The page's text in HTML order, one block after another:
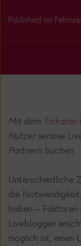
Published on
Mit dem Tickaroo
Nutzer seriöse
Partnern buchen.
Unterschiedliche
die
haben – Faktoren
Livebloggen
möglich ist, einen